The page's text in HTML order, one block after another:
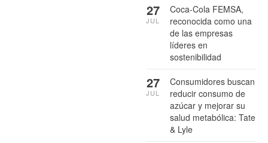
Coca-Cola FEMSA,
reconocida como una
de las empresas
líderes en
sostenibilidad
27
JUL
Consumidores buscan
reducir consumo de
azúcar y mejorar su
salud metabólica: Tate
& Lyle
27
JUL